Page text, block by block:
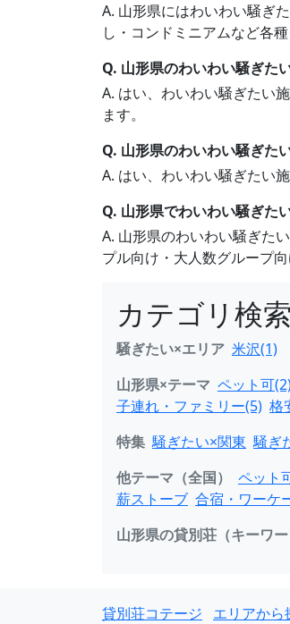
A. 山形県にはわいわい騒ぎ
し・コンドミニアムなど各
Q. 山形県のわいわい騒ぎた
A. はい、わいわい騒ぎたい
ます。
Q. 山形県のわいわい騒ぎた
A. はい、わいわい騒ぎたい
Q. 山形県でわいわい騒ぎた
A. 山形県のわいわい騒ぎた
プル向け・大人数グループ
カテゴリ検索
騒ぎたい×エリア 米沢(1)
山形県×テーマ ペット可
子連れ・ファミリー(5) 格
特集 騒ぎたい×関東 騒ぎ
他テーマ（全国）
ペット
薪ストーブ 合宿・ワーケ
山形県の貸別荘（キーワー
貸別荘コテージ エリアから